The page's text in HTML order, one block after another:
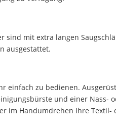
sind mit extra langen
ausgestattet.
einfach zu bedienen.
und einer Nass-
im Handumdrehen Ihre Textil-